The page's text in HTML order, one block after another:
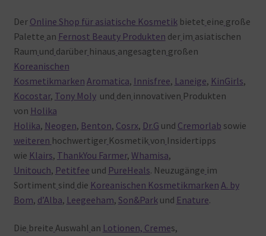
Der Online Shop für asiatische Kosmetikbietet eine große
Palette an Fernost Beauty Produkten der im asiatischen
Raum und darüber hinaus angesagten großen
Koreanischen
Kosmetikmarken Aromatica, Innisfree, Laneige, KinGirls,
Kocostar, Tony Molyund den innovativen Produkten
von Holika
Holika, Neogen, Benton, Cosrx, Dr.G und Cremorlab sowie
weiteren hochwertiger Kosmetik von Insidertipps
wie Klairs, ThankYou Farmer, Whamisa,
Unitouch, Petitfee und PureHeals. Neuzugänge im
Sortiment sind die Koreanischen Kosmetikmarken A. by
Bom, d’Alba, Leegeeham, Son&Parkund Enature.
Die breite Auswahl an Lotionen, Cremes,